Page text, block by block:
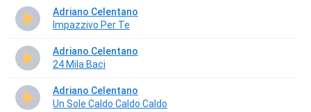
Adriano Celentano
Impazzivo Per Te
Adriano Celentano
24 Mila Baci
Adriano Celentano
Un Sole Caldo Caldo Caldo